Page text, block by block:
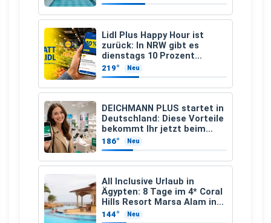
Lidl Plus Happy Hour ist
zurück: In NRW gibt es
dienstags 10 Prozent
Rabatt
219° Neu
DEICHMANN PLUS startet in
Deutschland: Diese Vorteile
bekommt Ihr jetzt beim
Schuhkauf
186° Neu
All Inclusive Urlaub in
Ägypten: 8 Tage im 4* Coral
Hills Resort Marsa Alam inkl.
Flüge ab 299 € p.P.
144° Neu